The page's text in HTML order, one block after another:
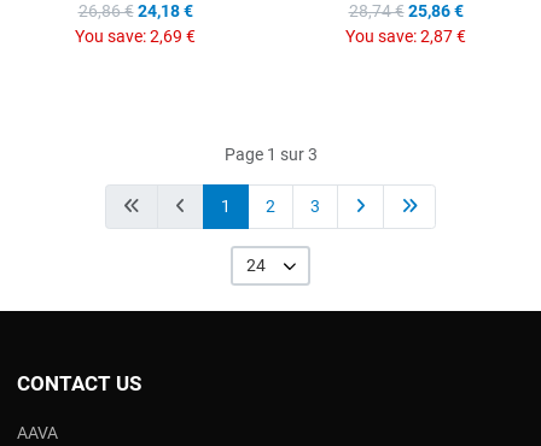
26,86 € 24,18 €
You save:2,69 €
28,74 € 25,86 €
You save:2,87 €
Page 1 sur 3
1 2 3
24
CONTACT US
AAVA